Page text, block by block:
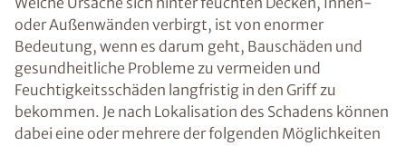
Was sind die Ursachen
von feuchten Wänden
und
Feuchtigkeitsschäden?